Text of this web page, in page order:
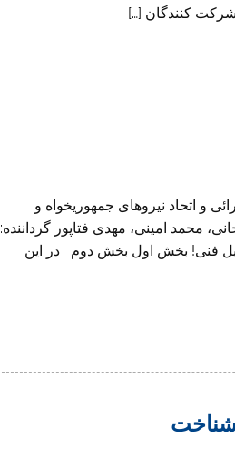
کنندگان […]
برلین آلمان میزگرد همگرائی و اتحاد نیروهای جمهوریخواه و
محمد امینی، مهدی فتاپور گرداننده:
فنی! بخش اول بخش دوم در این